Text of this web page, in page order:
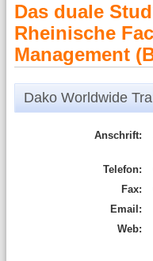
Das duale
Rheinische
Management
Dako Worldwide
Anschrift:
Telefon:
Fax:
Email:
Web: